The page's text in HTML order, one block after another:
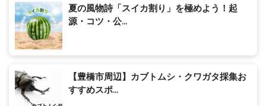
夏の風物詩「スイカ割り」を極めよう！起
源・コツ・公...
【豊橋市周辺】カブトムシ・クワガタ採集お
すすめスポ...